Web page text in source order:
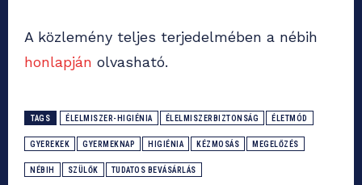
A közlemény teljes terjedelmében a nébih
honlapján olvasható.
TAGS ÉLELMISZER-HIGIÉNIA ÉLELMISZERBIZTONSÁG ÉLETMÓD
GYEREKEK GYERMEKNAP HIGIÉNIA KÉZMOSÁS MEGELŐZÉS
NÉBIH SZÜLŐK TUDATOS BEVÁSÁRLÁS